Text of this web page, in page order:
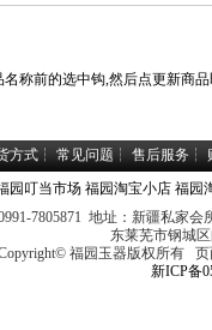
称前的选中钩,然后点更新商
方式 ┆ 常见问题 ┆ 售后服务 ┆
园叮当市场 福园淘宝小店 福园
7805871 地址：新疆私家
东莱芜市钢城
福园玉器版权所有
新ICP备